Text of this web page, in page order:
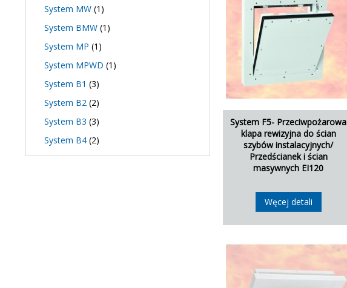
System MW (1)
System BMW (1)
System MP (1)
System MPWD (1)
System B1 (3)
System B2 (2)
System B3 (3)
System B4 (2)
System F5- Przeciwpożarowa
klapa rewizyjna do ścian
szybów instalacyjnych/
Przedścianek i ścian
masywnych EI120
Węcej detali